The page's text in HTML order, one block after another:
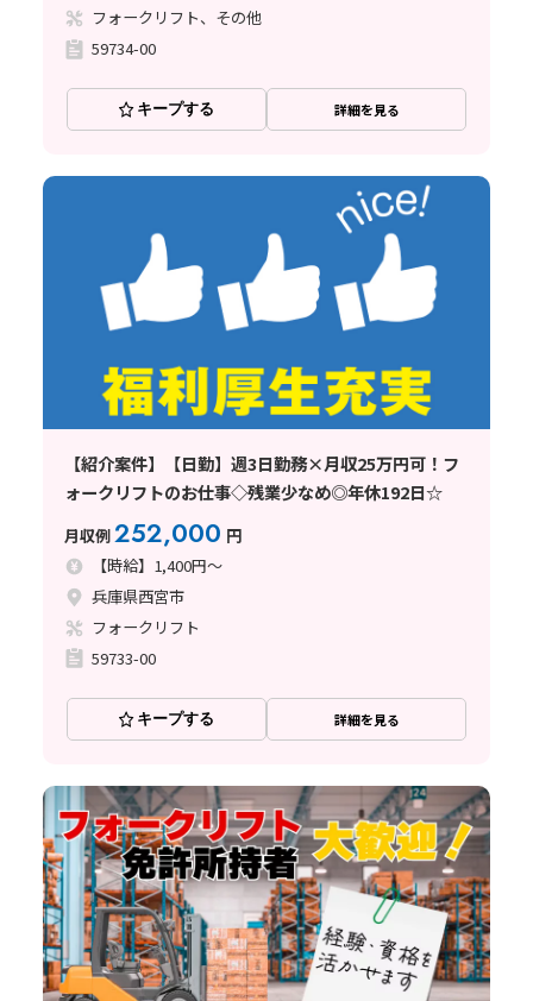
フォークリフト、その他
59734-00
キープする 詳細を見る
【紹介案件】【日勤】週3日勤務×月収25万円可！フ
ォークリフトのお仕事◇残業少なめ◎年休192日☆
月収例252,000 円
【時給】1,400円～
兵庫県西宮市
フォークリフト
59733-00
キープする 詳細を見る